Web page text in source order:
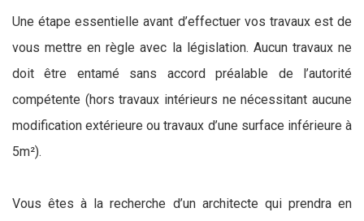
Une étape essentielle avant d’effectuer vos travaux est de
vous mettre en règle avec la législation. Aucun travaux ne
doit être entamé sans accord préalable de l’autorité
compétente (hors travaux intérieurs ne nécessitant aucune
modification extérieure ou travaux d’une surface inférieure à
5m²).
Vous êtes à la recherche d’un architecte qui prendra en